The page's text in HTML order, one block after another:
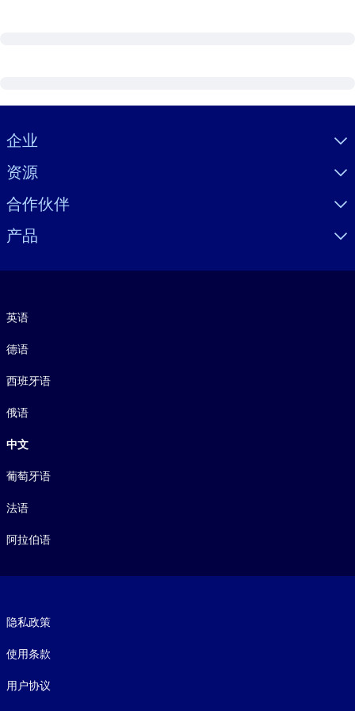
Visually hidden Text
企业
资源
合作伙伴
产品
英语
德语
西班牙语
俄语
中文
葡萄牙语
法语
阿拉伯语
隐私政策
使用条款
用户协议